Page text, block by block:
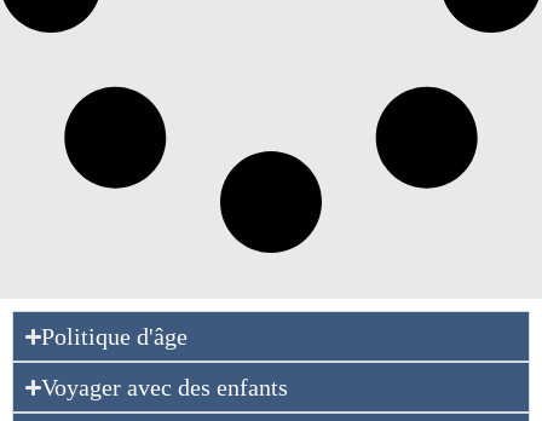
Politique d'âge
Voyager avec des enfants